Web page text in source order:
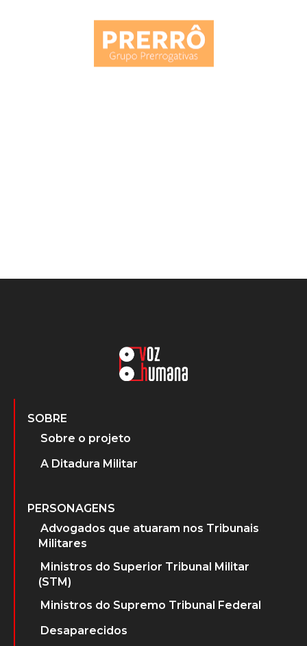
SOBRE
Sobre o projeto
A Ditadura Militar
PERSONAGENS
Advogados que atuaram nos Tribunais
Militares
Ministros do Superior Tribunal Militar
(STM)
Ministros do Supremo Tribunal Federal
Desaparecidos